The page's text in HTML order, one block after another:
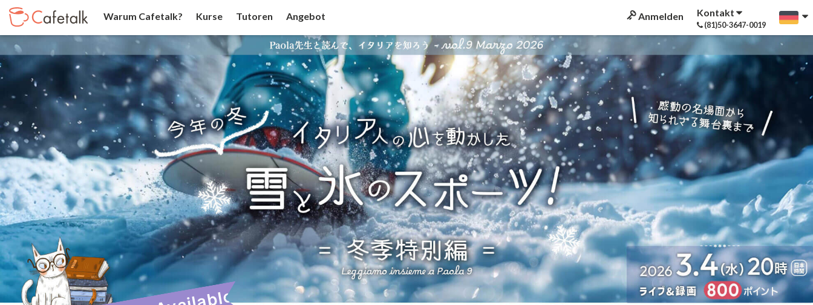
Warum Cafetalk? Kurse Tutoren Angebot Anmelden Kontakt
(81)50-3647-0019